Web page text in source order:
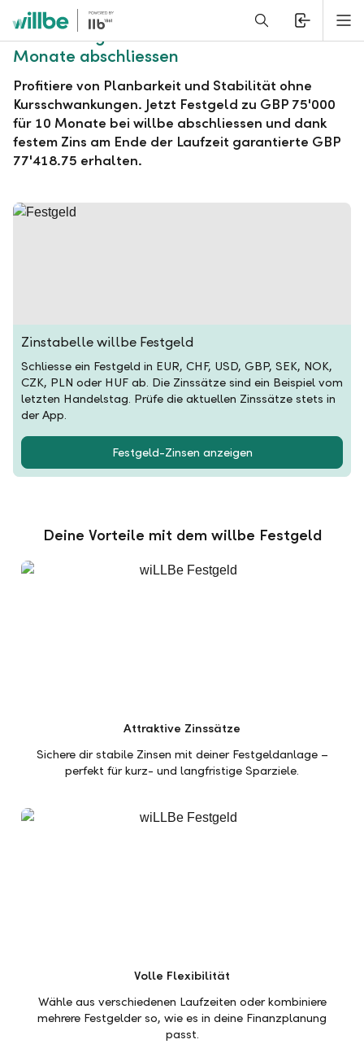
Alerts.Headline
willbe Festgeld zu GBP 75'000 für 10
Monate abschliessen
Profitiere von Planbarkeit und Stabilität ohne
Kursschwankungen. Jetzt Festgeld zu GBP 75'000
für 10 Monate bei willbe abschliessen und dank
festem Zins am Ende der Laufzeit garantierte GBP
77'418.75 erhalten.
Zinstabelle willbe Festgeld
Schliesse ein Festgeld in EUR, CHF, USD, GBP, SEK, NOK,
CZK, PLN oder HUF ab. Die Zinssätze sind ein Beispiel vom
letzten Handelstag. Prüfe die aktuellen Zinssätze stets in
der App.
Festgeld-Zinsen anzeigen
Deine Vorteile mit dem willbe Festgeld
Attraktive Zinssätze
Sichere dir stabile Zinsen mit deiner Festgeldanlage –
perfekt für kurz- und langfristige Sparziele.
Volle Flexibilität
Wähle aus verschiedenen Laufzeiten oder kombiniere
mehrere Festgelder so, wie es in deine Finanzplanung
passt.